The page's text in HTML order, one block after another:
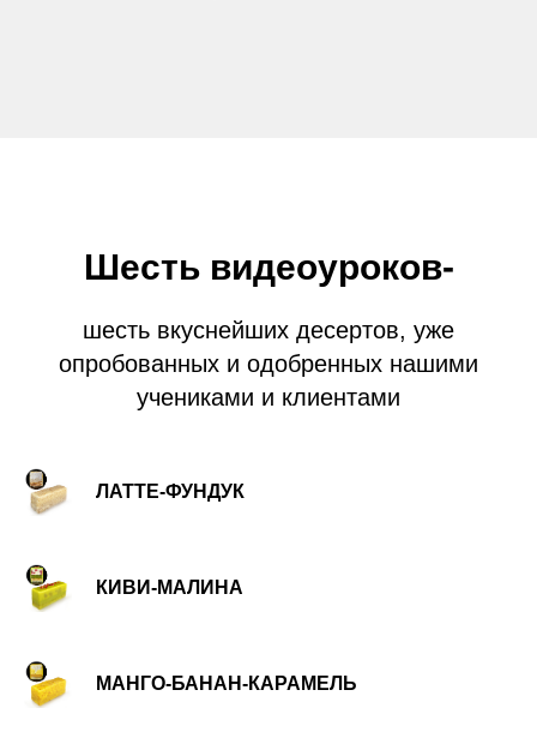
Шесть видеоуроков-
шесть вкуснейших десертов, уже
опробованных и одобренных нашими
учениками и клиентами
ЛАТТЕ-ФУНДУК
КИВИ-МАЛИНА
МАНГО-БАНАН-КАРАМЕЛЬ